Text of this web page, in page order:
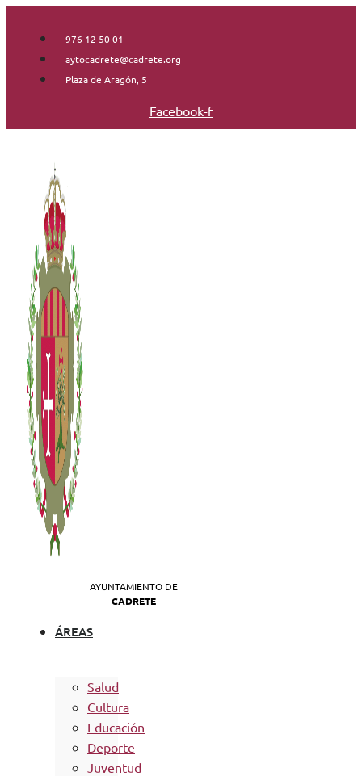
contenido
976 12 50 01
aytocadrete@cadrete.org
Plaza de Aragón, 5
Facebook-f
AYUNTAMIENTO DE
CADRETE
ÁREAS
Salud
Cultura
Educación
Deporte
Juventud